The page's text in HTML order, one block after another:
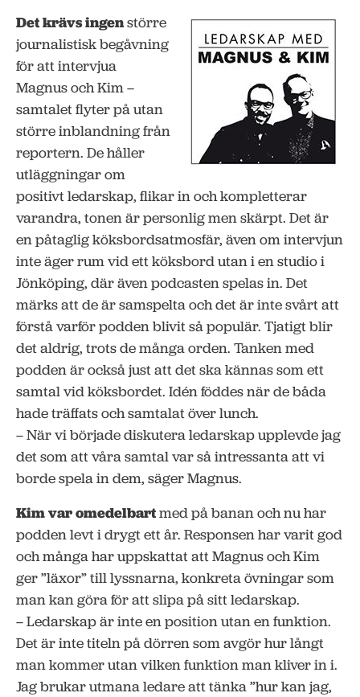
Det krävs ingenstörre
journalistisk begåvning
för att intervjua
Magnus och Kim –
samtalet flyter på utan
större inblandning från
reportern. De håller
utläggningar om
positivt ledarskap, flikar in och kompletterar
varandra, tonen är personlig men skärpt. Det är
en påtaglig köksbordsatmosfär, även om intervjun
inte äger rum vid ett köksbord utan i en studio i
Jönköping, där även podcasten spelas in. Det
märks att de är samspelta och det är inte svårt att
förstå varför podden blivit så populär. Tjatigt blir
det aldrig, trots de många orden. Tanken med
podden är också just att det ska kännas som ett
samtal vid köksbordet. Idén föddes när de båda
hade träffats och samtalat över lunch.
– När vi började diskutera ledarskap upplevde jag
det som att våra samtal var så intressanta att vi
borde spela in dem, säger Magnus.
Kim var omedelbartmed på banan och nu har
podden levt i drygt ett år. Responsen har varit god
och många har uppskattat att Magnus och Kim
ger ”läxor” till lyssnarna, konkreta övningar som
man kan göra för att slipa på sitt ledarskap.
– Ledarskap är inte en position utan en funktion.
Det är inte titeln på dörren som avgör hur långt
man kommer utan vilken funktion man kliver in i.
Jag brukar utmana ledare att tänka ”hur kan jag,